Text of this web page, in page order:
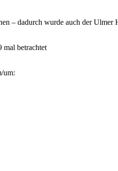
– dadurch wurde auch der
betrachtet
um: